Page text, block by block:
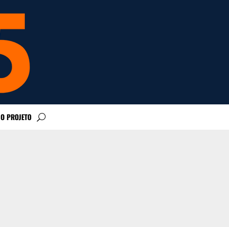
O PROJETO